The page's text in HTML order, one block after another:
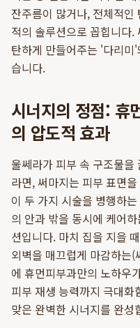
잔주름이 많거나, 전체적인
적의 솔루션으로 꼽힙니다
탄하게 만들어주는 '다리미
습니다.
시너지의 정점: 휴
의 압도적 효과
울쎄라가 피부 속 구조물을
라면, 써마지는 피부 표면
이 두 가지 시술을 병행하는
의 안과 밖을 동시에 케어
션입니다. 마치 집을 지을
외벽을 매끄럽게 마감하는
에 휴먼피부과만의 노하우
피부 재생 능력까지 극대
맞은 완벽한 시너지를 완성